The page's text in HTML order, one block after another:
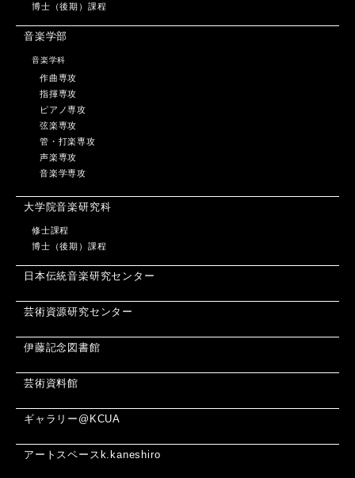
博士（後期）課程
音楽学部
音楽学科
作曲専攻
指揮専攻
ピアノ専攻
弦楽専攻
管・打楽専攻
声楽専攻
音楽学専攻
大学院音楽研究科
修士課程
博士（後期）課程
日本伝統音楽研究センター
芸術資源研究センター
伊藤記念図書館
芸術資料館
ギャラリー@KCUA
アートスペースk.kaneshiro